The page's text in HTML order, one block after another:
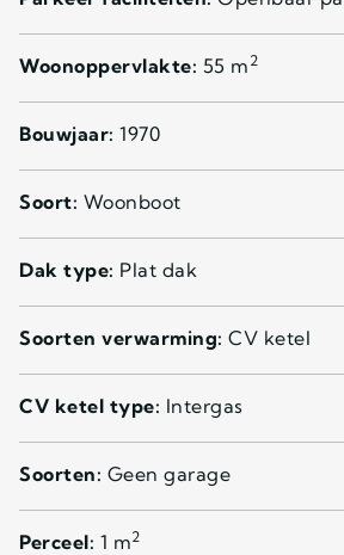
Woonoppervlakte: 55 m 2
Bouwjaar: 1970
Soort: Woonboot
Dak type: Plat dak
Soorten verwarming: CV ketel
CV ketel type: Intergas
Soorten: Geen garage
Perceel: 1 m2